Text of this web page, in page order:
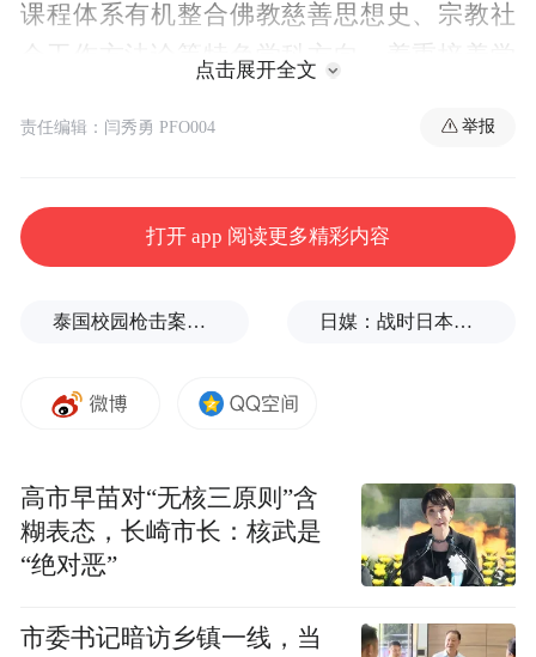
课程体系有机整合佛教慈善思想史、宗教社
会工作方法论等特色学科方向，着重培养学
实务能力，聚焦慈善事业运营管理系统研
优化、资源配置效能提升、公共传播策略制
定等核心领域，旨在通过社会资源的精准科
目全周期管理、非营利组织战略规划等核心
业管理的专业化资质认证。
点击展开全文
责任编辑：闫秀勇 PFO004 举报
打开 app 阅读更多精彩内容
泰国校园枪击案致9死，枪手父亲道歉 日媒：战时日本多所大学进行输血人体实验，向患者注射动物血
高市早苗对“无核三原则”含
糊表态，长崎市长：核武是
“绝对恶”
市委书记暗访乡镇一线，当